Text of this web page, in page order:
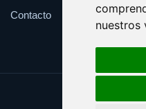
nuestros
Contacto
Update